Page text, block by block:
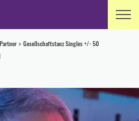
Gesellschaftstanz Singles +/- 50